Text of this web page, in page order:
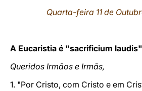
Quarta-feira 11 de
A Eucaristia é "sacrificium laudis"
Queridos Irmãos e Irmãs,
1. "Por Cristo, com Cristo e em